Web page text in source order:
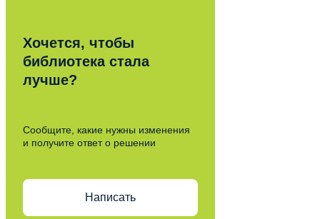
Хочется, чтобы
библиотека стала
лучше?
Сообщите, какие нужны изменения
и получите ответ о решении
Написать